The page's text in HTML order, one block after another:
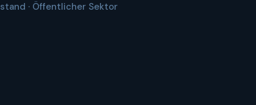
· Öffentlicher Sektor